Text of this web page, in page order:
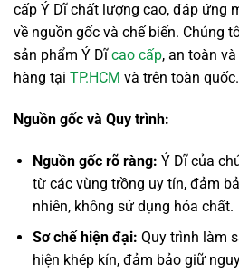
cấp Ý Dĩ chất lượng cao, đáp ứng
về nguồn gốc và chế biến. Chúng
sản phẩm Ý Dĩcao cấp, an toàn
hàng tại TP.HCM và trên toàn quốc.
Nguồn gốc và Quy trình:
Nguồn gốc rõ ràng: Ý Dĩ của
từ các vùng trồng uy tín, đảm
nhiên, không sử dụng hóa chất.
Sơ chế hiện đại: Quy trình làm
hiện khép kín, đảm bảo giữ